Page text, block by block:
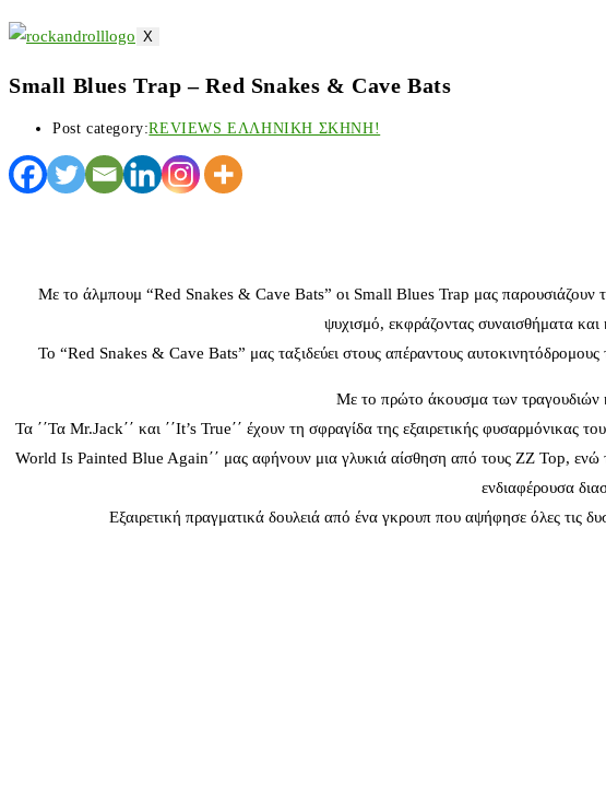
X
Small Blues Trap – Red Snakes & Cave Bats
Post category:REVIEWS ΕΛΛΗΝΙΚΗ ΣΚΗΝΗ!
Με το άλμπουμ “Red Snakes & Cave Bats” οι Small Blues Trap μας παρουσιάζουν
ψυχισμό, εκφράζοντας συναισθήματα
Το “Red Snakes & Cave Bats” μας ταξιδεύει στους απέραντους αυτοκινητόδρομους
Με το πρώτο άκουσμα των τραγουδιών
Τα ΄΄Τα Mr.Jack΄΄ και ΄΄It’s True΄΄ έχουν τη σφραγίδα της εξαιρετικής
World Is Painted Blue Again΄΄ μας αφήνουν μια γλυκιά αίσθηση από τους ZZ Top, ενώ
ενδιαφέρουσα
Εξαιρετική πραγματικά δουλειά από ένα γκρουπ που αψήφησε όλες τις